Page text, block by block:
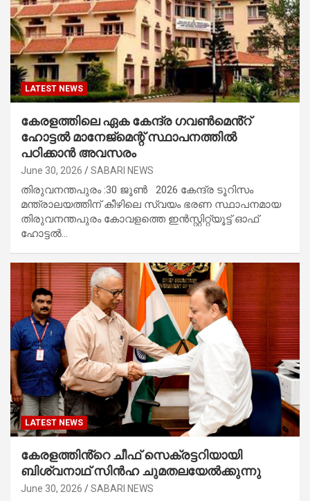
LATEST NEWS
കേരളത്തിലെ ഏക കേന്ദ്ര ​ഗവൺമെൻ്റ്
ഹോട്ടൽ മാനേജ്‌മെന്റ് സ്ഥാപനത്തിൽ
പഠിക്കാൻ അവസരം
June 30, 2026 SABARI NEWS
തിരുവനന്തപുരം :30 ജൂൺ 2026 കേന്ദ്ര ടൂറിസം
മന്ത്രാലയത്തിന് കീഴിലെ സ്വയം ഭരണ സ്ഥാപനമായ
തിരുവനന്തപുരം കോവളത്തെ ഇൻസ്റ്റിറ്റ്യൂട്ട് ഓഫ്
ഹോട്ടൽ…
LATEST NEWS
കേരളത്തിൻ്റെ ചീഫ് സെക്രട്ടറിയായി
ബിശ്വനാഥ് സിൻഹ ചുമതലയേൽക്കുന്നു
June 30, 2026 SABARI NEWS